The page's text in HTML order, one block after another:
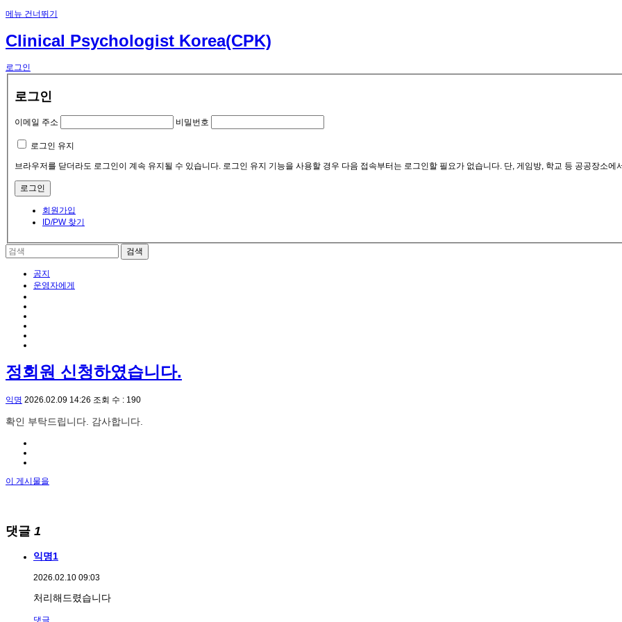
메뉴 건너뛰기
Clinical Psychologist Korea(CPK)
로그인
로그인
이메일 주소 비밀번호
로그인 유지
브라우저를 닫더라도 로그인이 계속 유지될 수 있습니다. 로그인 유지 기능을 사용할 경우 다음 접속부터는 로그인할 필요가 없습니다. 단, 게임방, 학교 등 공공장소
회원가입
ID/PW 찾기
공지
운영자에게
정회원 신청하였습니다.
익명 2026.02.09 14:26 조회 수 : 190
확인 부탁드립니다. 감사합니다.
이 게시물을
댓글 1
익명1
2026.02.10 09:03
처리해드렸습니다
댓글